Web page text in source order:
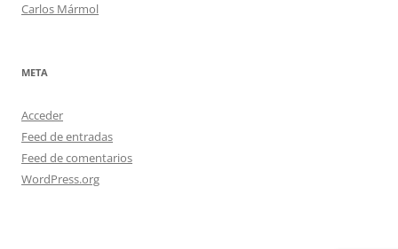
Carlos Mármol
META
Acceder
Feed de entradas
Feed de comentarios
WordPress.org